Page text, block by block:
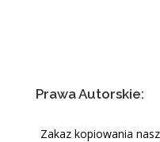
Prawa Autorskie:
Zakaz kopiowania